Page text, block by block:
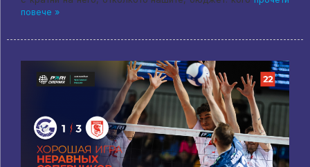
повече »